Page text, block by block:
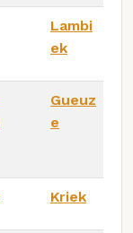
Lambi
ek
Gueuz
e
Kriek